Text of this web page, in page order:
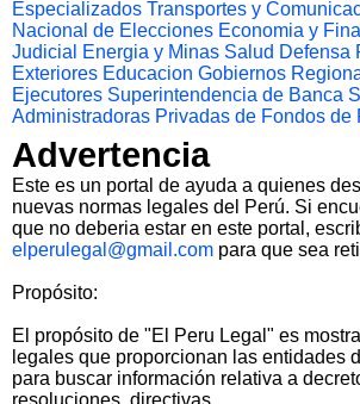
Especializados Transportes y
Nacional de Elecciones Economia y
Judicial
Energia y Minas Salud Defensa
Exteriores Educacion Gobiernos
Ejecutores Superintendencia de Banca
Administradoras Privadas de Fondos de
Advertencia
Este es un portal de ayuda a quienes
nuevas normas legales del Perú. Si
que no deberia estar en este portal,
elperulegal@gmail.com para que sea
Propósito:
El propósito de "El Peru Legal" es
legales que proporcionan las entidades
para buscar información relativa a
resoluciones, directivas.